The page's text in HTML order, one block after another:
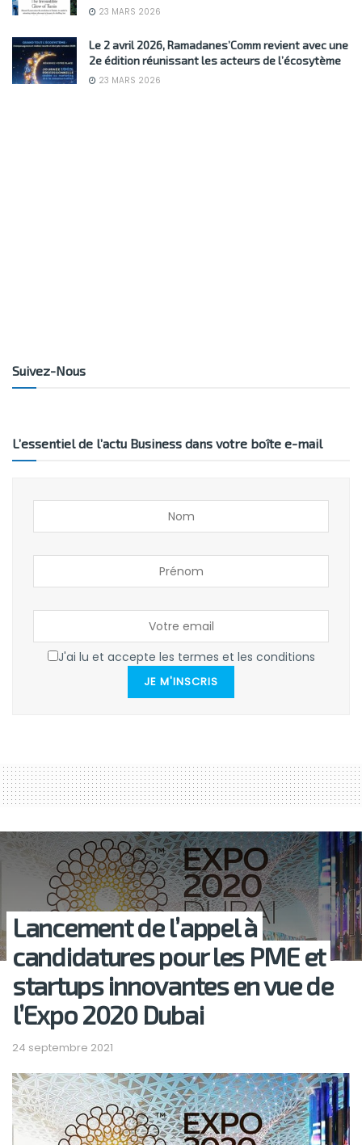
23 MARS 2026
Le 2 avril 2026, Ramadanes’Comm revient avec une
2e édition réunissant les acteurs de l’écosytème
23 MARS 2026
Suivez-Nous
L’essentiel de l’actu Business dans votre boîte e-mail
J'ai lu et accepte les termes et les conditions
JE M'INSCRIS
Lancement de l’appel à
candidatures pour les PME et
startups innovantes en vue de
l’Expo 2020 Dubai
24 septembre 2021